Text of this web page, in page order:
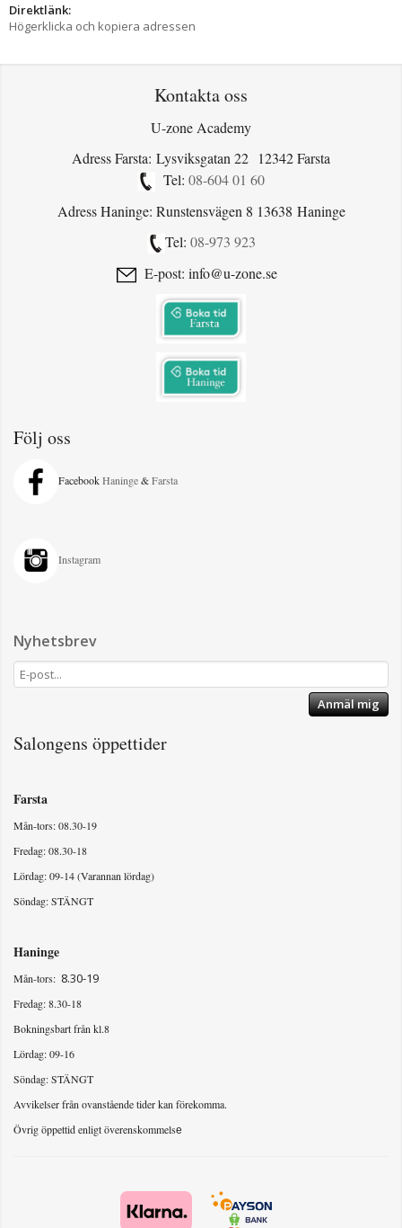
Direktlänk:
Högerklicka och kopiera adressen
Kontakta oss
U-zone Academy
Adress Farsta: Lysviksgatan 22 12342 Farsta
Tel: 08-604 01 60
Adress Haninge: Runstensvägen 8 13638 Haninge
Tel: 08-973 923
E-post: info@u-zone.se
Följ oss
FacebookHaninge&Farsta
Instagram
Nyhetsbrev
Anmäl mig
Salongens öppettider
Farsta
Mån-tors: 08.30-19
Fredag: 08.30-18
Lördag: 09-14 (Varannan lördag)
Söndag: STÄNGT
Haninge
Mån-tors: 8.30-19
Fredag: 8.30-18
Bokningsbart från kl.8
Lördag: 09-16
Söndag: STÄNGT
Avvikelser från ovanstående tider kan förekomma.
Övrig öppettid enligt överenskommelse